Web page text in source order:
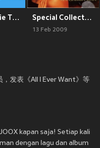
Sharon Movie Theme Songs Special Collector's Edition: Sinasamba Kita
13 Feb 2009
发表《All I Ever Want》等
kapan saja! Setiap kali
dengan lagu dan album